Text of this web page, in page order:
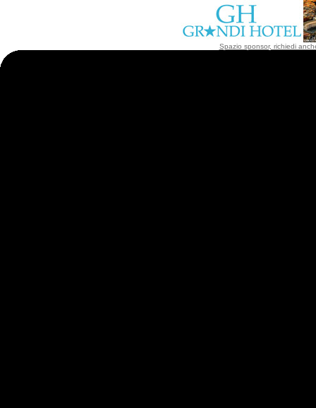
Spazio sponsor, richiedi